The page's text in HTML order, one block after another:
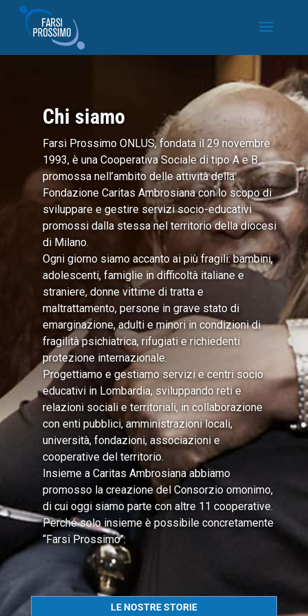
Chi siamo
Farsi Prossimo ONLUS, fondata il 29 novembre
1993, è una Cooperativa Sociale di tipo A e B
promossa nell’ambito delle attività della
Fondazione Caritas Ambrosiana con lo scopo di
sviluppare e gestire servizi socio-educativi
promossi dalla stessa nel territorio della diocesi
di Milano.
Ogni giorno siamo accanto ai più fragili: bambini,
adolescenti, famiglie in difficoltà italiane e
straniere, donne vittime di tratta e
maltrattamento, persone in grave stato di
emarginazione, adulti e minori in condizioni di
fragilità psichiatrica, rifugiati e richiedenti
protezione internazionale.
Progettiamo e gestiamo servizi e centri socio
educativi in Lombardia, sviluppando reti e
relazioni sociali e territoriali, in collaborazione
con enti pubblici, amministrazioni locali,
università, fondazioni, associazioni e
cooperative del territorio.
Insieme a Caritas Ambrosiana abbiamo
promosso la creazione del Consorzio omonimo,
di cui oggi siamo parte con altre 11 cooperative.
Perché solo insieme è possibile concretamente
“Farsi Prossimo”.
LE NOSTRE STORIE